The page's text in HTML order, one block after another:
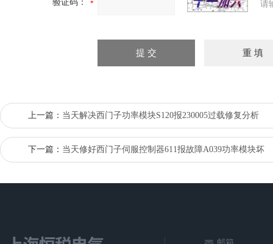
请
上一篇： 当天解决西门子功率模块S120报230005过载修复分析
下一篇： 当天修好西门子伺服控制器611报故障A039功率模块坏